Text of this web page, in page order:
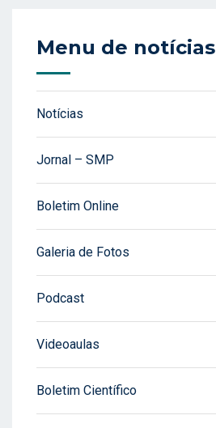
Menu de notícias
Notícias
Jornal – SMP
Boletim Online
Galeria de Fotos
Podcast
Videoaulas
Boletim Científico